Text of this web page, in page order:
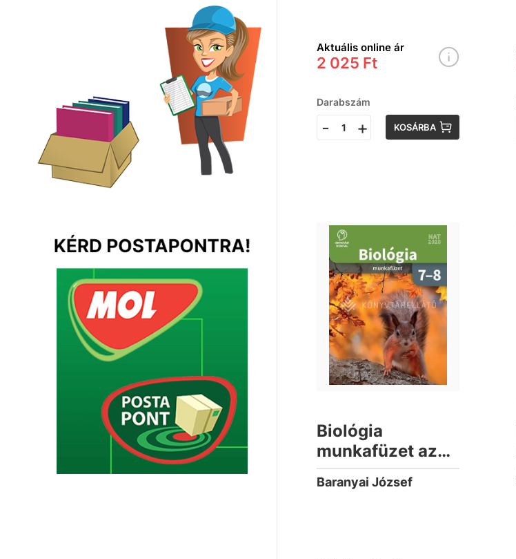
Aktuális online ár
2 025 Ft
Darabszám
- + KOSÁRBA
Biológia
munkafüzet az
általános iskolák
számára 7-8.
Baranyai József